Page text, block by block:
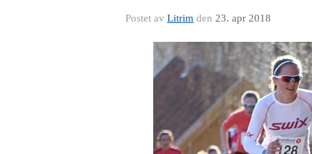
Postet av Litrim den 23. apr 2018